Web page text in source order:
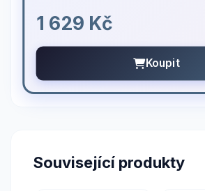
1 629 Kč
Koupit
Související produkty